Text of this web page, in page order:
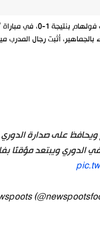
انتزع نادي
أثبت رجال المدرب
على صدارة الدوري
مؤقتًا بفارق 4 نقاط عن ليفربول